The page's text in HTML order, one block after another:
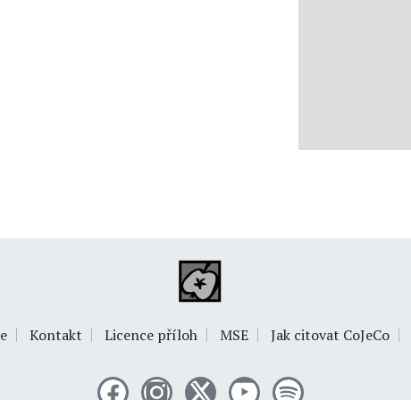
Kontakt Licence příloh MSE Jak citovat CoJeCo